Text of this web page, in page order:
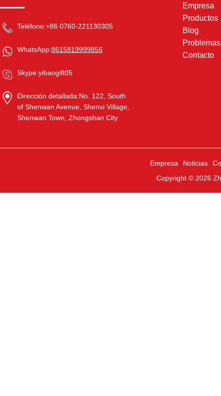
Teléfono:+86 0760-221130305
WhatsApp:8615819999856
Skype:yibaogift05
Dirección detallada:No. 122, South
of Shenwan Avenue, Shenxi Village,
Shenwan Town, Zhongshan City
Empresa
Productos
Blog
Contacto
Empresa Noticias
Copyright © 2026